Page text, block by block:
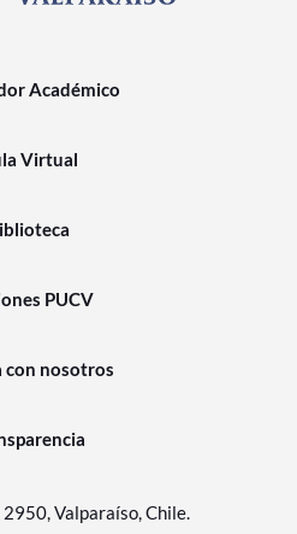
Académico
Virtual
PUCV
con nosotros
2950, Valparaíso, Chile.